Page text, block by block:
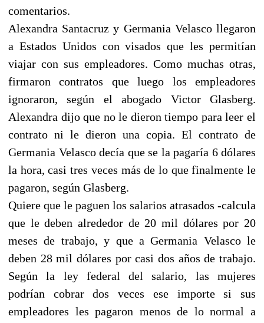
comentarios.
Alexandra Santacruz y Germania Velasco llegaron
a Estados Unidos con visados que les permitían
viajar con sus empleadores. Como muchas otras,
firmaron contratos que luego los empleadores
ignoraron, según el abogado Victor Glasberg.
Alexandra dijo que no le dieron tiempo para leer el
contrato ni le dieron una copia. El contrato de
Germania Velasco decía que se la pagaría 6 dólares
la hora, casi tres veces más de lo que finalmente le
pagaron, según Glasberg.
Quiere que le paguen los salarios atrasados -calcula
que le deben alrededor de 20 mil dólares por 20
meses de trabajo, y que a Germania Velasco le
deben 28 mil dólares por casi dos años de trabajo.
Según la ley federal del salario, las mujeres
podrían cobrar dos veces ese importe si sus
empleadores les pagaron menos de lo normal a